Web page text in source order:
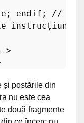
; endif ; //
instrucțiunea
>
și postările din
nu este cea
două fragmente